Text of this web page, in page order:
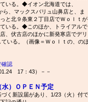
いる。◆イオン北海道では、
ら、マックスバリュ山鼻店と、ま
と北９条東２丁目店でＷｏｌｔが
いる。◆このほか、トライアルで
、伏古店のほかに新発寒店でデリ
いる。（画像＝Ｗｏｌｔの、の
確認
17：43）－－
）ＯＰＥＮ予定
く新設届があり、1/23（火）付